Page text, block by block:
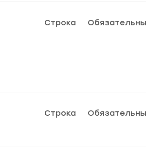
Строка
Строка